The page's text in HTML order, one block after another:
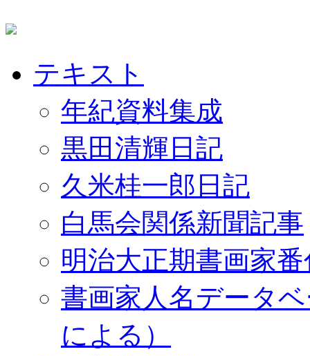
テキスト
年紀資料集成
黒田清輝日記
久米桂一郎日記
白馬会関係新聞記事
明治大正期書画家
書画家人名データ
による）